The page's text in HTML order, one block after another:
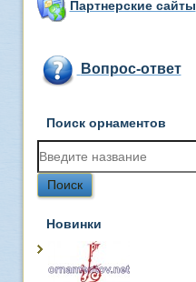
Партнерские сайты
Вопрос-ответ
Поиск орнаментов
Новинки